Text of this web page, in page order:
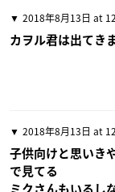
2018年8月13日 at
カヲル君は出てき
2018年8月13日 at
子供向けと思いき
で見てる
ミクさんもいるし